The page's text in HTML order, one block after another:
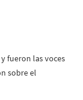
fueron las voces
sobre el